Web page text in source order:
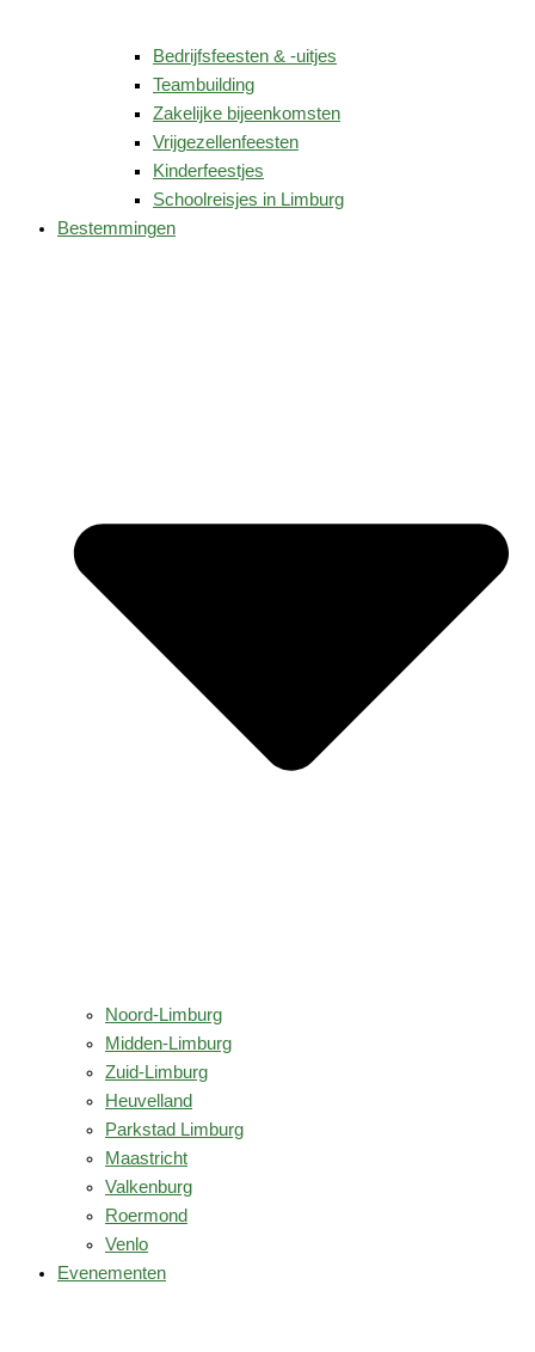
Bedrijfsfeesten & -uitjes
Teambuilding
Zakelijke bijeenkomsten
Vrijgezellenfeesten
Kinderfeestjes
Schoolreisjes in Limburg
Bestemmingen
Noord-Limburg
Midden-Limburg
Zuid-Limburg
Heuvelland
Parkstad Limburg
Maastricht
Valkenburg
Roermond
Venlo
Evenementen